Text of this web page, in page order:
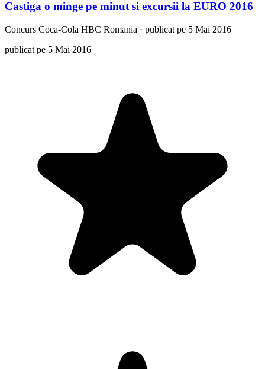
Castiga o minge pe minut si excursii la EURO 2016
Concurs Coca-Cola HBC Romania · publicat pe 5 Mai 2016
publicat pe 5 Mai 2016